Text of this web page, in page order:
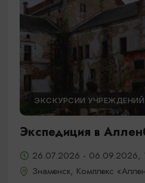
ЭКСКУРСИИ
Экспедиция в
26.07.2026 - 06.09.2026,
Знаменск, Комплекс